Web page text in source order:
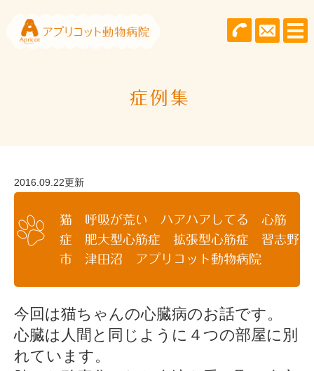
症例集
2016.09.22更新
猫 呼吸が荒い ハアハアしてる 心筋
症 肥大型心筋症 拡張型心筋症 習志野
市 津田沼 アプリコット動物病院
今回は猫ちゃんの心臓病のお話です。
心臓は人間と同じように４つの部屋に別
れています。